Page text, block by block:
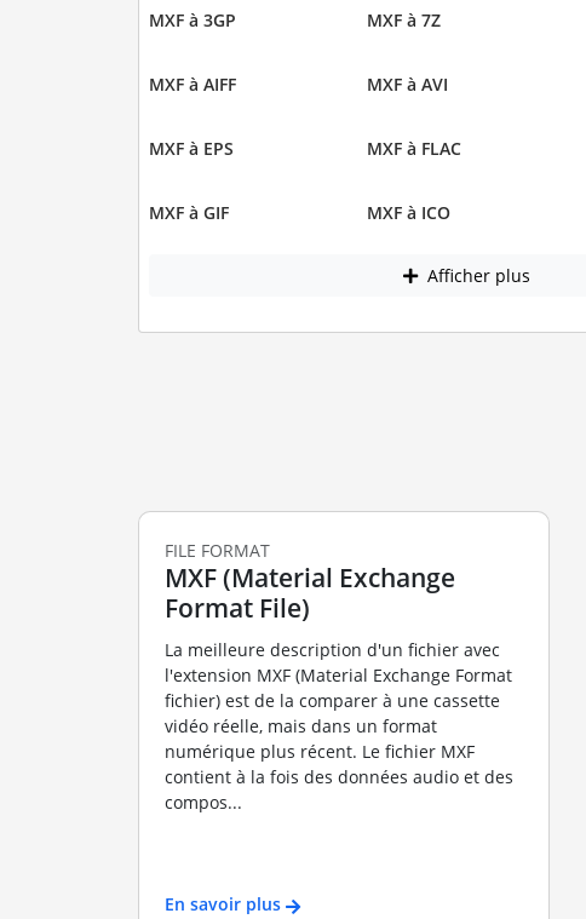
MXF à 3GP MXF à 7Z
MXF à AIFF MXF à AVI
MXF à EPS MXF à FLAC
MXF à GIF MXF à ICO
Afficher plus
FILE FORMAT
MXF (Material Exchange
Format File)
La meilleure description d'un fichier avec
l'extension MXF (Material Exchange Format
fichier) est de la comparer à une cassette
vidéo réelle, mais dans un format
numérique plus récent. Le fichier MXF
contient à la fois des données audio et des
compos...
En savoir plus